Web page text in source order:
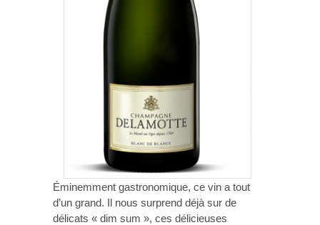
Éminemment gastronomique, ce vin a tout
d’un grand. Il nous surprend déjà sur de
délicats « dim sum », ces délicieuses